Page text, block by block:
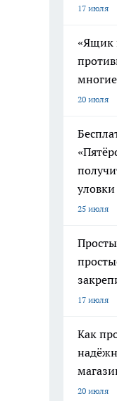
17 июля
«Ящик
20 июля
уловки
25 июля
17 июля
Как
20 июля